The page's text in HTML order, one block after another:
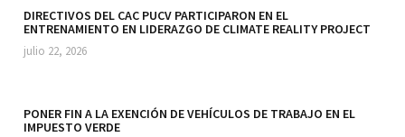
DIRECTIVOS DEL CAC PUCV PARTICIPARON EN EL
ENTRENAMIENTO EN LIDERAZGO DE CLIMATE REALITY PROJECT
julio 22, 2026
PONER FIN A LA EXENCIÓN DE VEHÍCULOS DE TRABAJO EN EL
IMPUESTO VERDE